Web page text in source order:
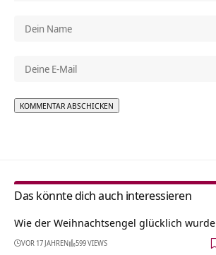
Das könnte dich auch interessieren
Wie der Weihnachtsengel glücklich wurde
VOR 17 JAHREN 599 VIEWS